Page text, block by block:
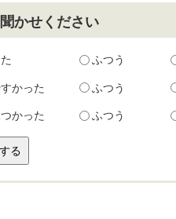
かせください
ふつう
かった ふつう
かった ふつう